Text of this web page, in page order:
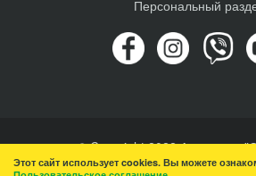
Персональный
© Copyright 2022 Агроцентр
Наверх
Этот сайт использует cookies. Вы можете